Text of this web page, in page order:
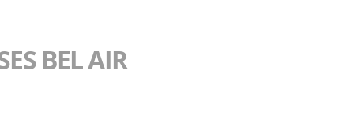
BEL AIR